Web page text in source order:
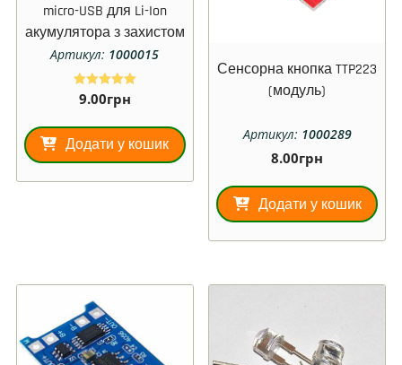
micro-USB для Li-Ion
акумулятора з захистом
Артикул: 1000015
Оцінено в
5.00
9.00грн
Додати у кошик
Сенсорна кнопка TTP223
(модуль)
Артикул: 1000289
8.00грн
Додати у кошик